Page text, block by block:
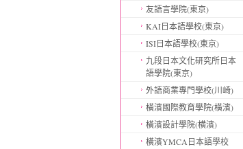
友語言學院(東京)
KAI日本語學校(東京)
ISI日本語學校(東京)
九段日本文化研究所日本
語學院(東京)
外語商業專門學校(川崎)
橫濱國際教育學院(橫濱)
橫濱設計學院(横濱)
橫濱YMCA日本語學校